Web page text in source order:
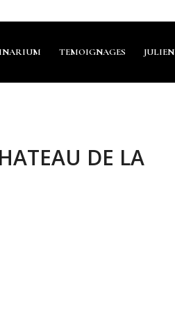
TEMOIGNAGES JULIEN
DE LA